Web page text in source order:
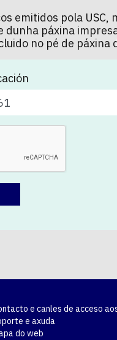
emitidos pola
páxina
no pé de páxina
e canles de acceso
e axuda
do web